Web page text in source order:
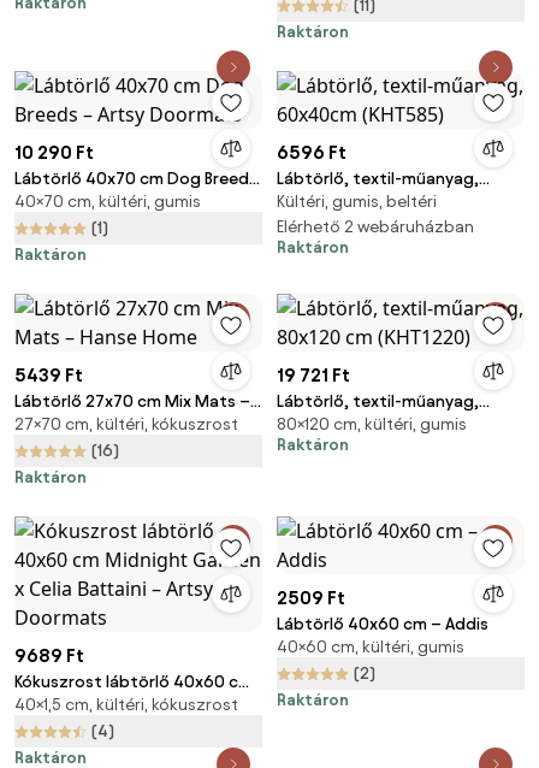
(11)
Raktáron
10 290 Ft
Lábtörlő 40x70 cm Dog Breeds
– Artsy Doormats
40×70 cm, kültéri, gumis
(1)
Raktáron
6596 Ft
Lábtörlő, textil-műanyag,
60x40cm (KHT585)
Kültéri, gumis, beltéri
Elérhető 2 webáruházban
Raktáron
5439 Ft
Lábtörlő 27x70 cm Mix Mats –
Hanse Home
27×70 cm, kültéri, kókuszrost
(16)
Raktáron
19 721 Ft
Lábtörlő, textil-műanyag,
80x120 cm (KHT1220)
80×120 cm, kültéri, gumis
Raktáron
9689 Ft
Kókuszrost lábtörlő 40x60 cm
Midnight Garden x Celia
Battaini – Artsy Doormats
40×1,5 cm, kültéri, kókuszrost
(4)
Raktáron
2509 Ft
Lábtörlő 40x60 cm – Addis
40×60 cm, kültéri, gumis
(2)
Raktáron